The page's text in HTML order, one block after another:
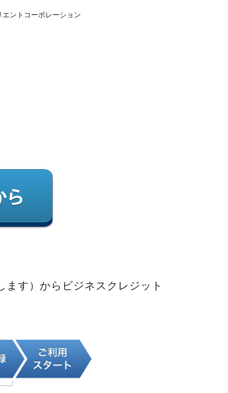
ントコーポレーション
ます）からビジネスクレジット